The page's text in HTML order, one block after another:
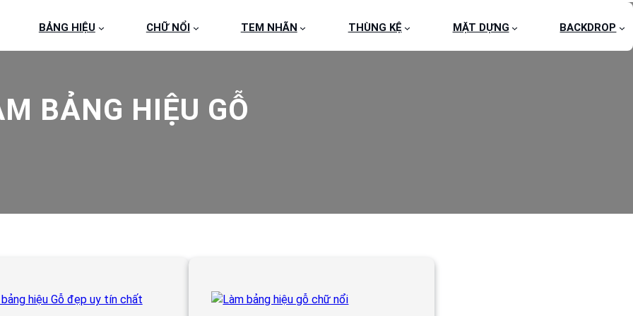
BẢNG HIỆU CHỮ NỔI TEM NHÃN THÙNG KỆ MẶT DỰNG BACKDROP
BẢNG HIỆU GỖ